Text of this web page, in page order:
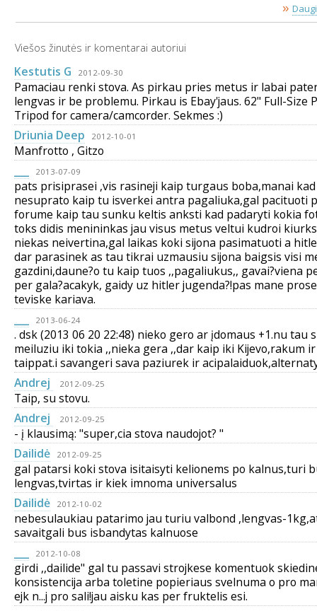
»
Viešos žinutės ir komentarai autoriui
Kestutis G 2012-09-30
Pamaciau renki stova. As pirkau pries metus ir labai
lengvas ir be problemu. Pirkau is Ebay'jaus. 62" Full-Size
Tripod for camera/camcorder. Sekmes :)
Driunia Deep
2012-10-01
Manfrotto , Gitzo
2013-07-09
pats prisiprasei ,vis rasineji kaip turgaus boba,manai
nesuprato kaip tu isverkei antra pagaliuka,gal pacituoti
forume kaip tau sunku keltis anksti kad padaryti kokia
toks didis menininkas jau visus metus veltui kudroi
niekas neivertina,gal laikas koki sijona pasimatuoti a
dar parasinek as tau tikrai uzmausiu sijona baigsis visi
gazdini,daune?o tu kaip tuos ,,pagaliukus,, gavai?viena
per gala?acakyk, gaidy uz hitler jugenda?!pas mane
teviske kariava.
2013-06-24
. dsk (2013 06 20 22:48) nieko gero ar įdomaus +1.nu tau
meiluziu iki tokia ,,nieka gera ,,dar kaip iki Kijevo,rakum
taippat.i savangeri sava paziurek ir
Andrej
2012-09-25
Taip, su stovu.
Andrej
2012-09-25
- į klausimą: "super,cia stova naudojot? "
Dailidė
2012-09-25
gal patarsi koki stova isitaisyti kelionems po kalnus,turi
lengvas,tvirtas ir kiek imnoma universalus
Dailidė
2012-10-02
nebesulaukiau patarimo jau turiu valbond ,lengvas-
savaitgali bus isbandytas kalnuose
2012-10-08
girdi ,,dailide" gal tu passavi strojkese komentuok
konsistencija arba toletine popieriaus svelnuma o pro
ejk n...j pro sali!jau aisku kas per fruktelis esi.